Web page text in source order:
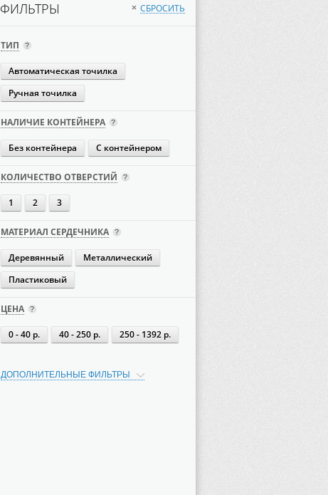
ФИЛЬТРЫ × СБРОСИТЬ
ТИП
Автоматическая точилка
Ручная точилка
НАЛИЧИЕ КОНТЕЙНЕРА
Без контейнера С контейнером
КОЛИЧЕСТВО ОТВЕРСТИЙ
1 2 3
МАТЕРИАЛ СЕРДЕЧНИКА
Деревянный
Металлический
Пластиковый
ЦЕНА
0 - 40 р. 40 - 250 р. 250 - 1392 р.
ДОПОЛНИТЕЛЬНЫЕ ФИЛЬТРЫ